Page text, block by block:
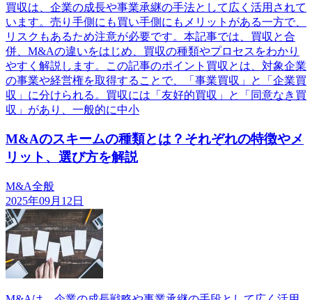
買収は、企業の成長や事業承継の手法として広く活用されて
います。売り手側にも買い手側にもメリットがある一方で、
リスクもあるため注意が必要です。本記事では、買収と合
併、M&Aの違いをはじめ、買収の種類やプロセスをわかり
やすく解説します。この記事のポイント買収とは、対象企業
の事業や経営権を取得することで、「事業買収」と「企業買
収」に分けられる。買収には「友好的買収」と「同意なき買
収」があり、一般的に中小
M&Aのスキームの種類とは？それぞれの特徴やメ
リット、選び方を解説
M&A全般
2025年09月12日